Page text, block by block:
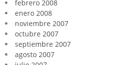
febrero 2008
enero 2008
noviembre 2007
octubre 2007
septiembre 2007
agosto 2007